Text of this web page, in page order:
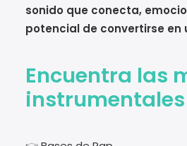
sonido que conecta,
potencial de convertirse en
Encuentra las